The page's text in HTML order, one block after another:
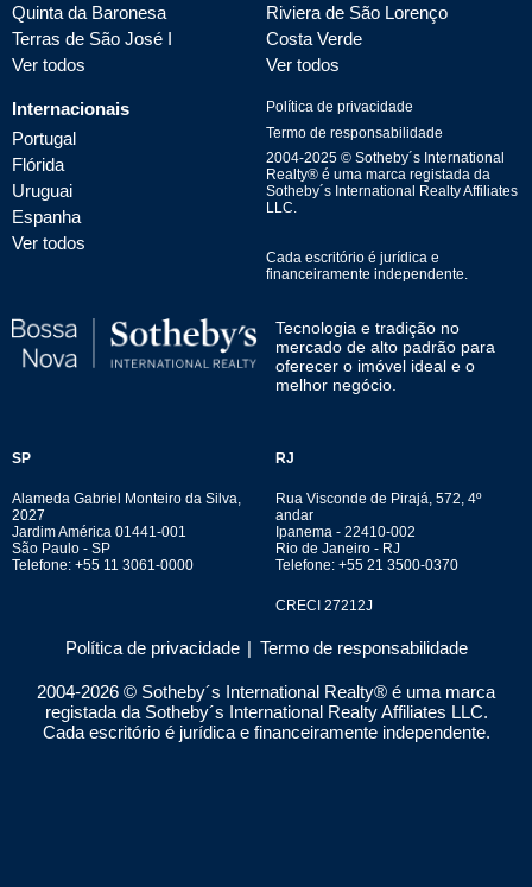
Quinta da Baronesa
Terras de São José I
Ver todos
Riviera de São Lorenço
Costa Verde
Ver todos
Internacionais
Portugal
Flórida
Uruguai
Espanha
Ver todos
Política de privacidade
Termo de responsabilidade
2004-2025 © Sotheby´s International
Realty® é uma marca registada da
Sotheby´s International Realty Affiliates
LLC.
Cada escritório é jurídica e
financeiramente independente.
Tecnologia e tradição no
mercado de alto padrão para
oferecer o imóvel ideal e o
melhor negócio.
SP
Alameda Gabriel Monteiro da Silva,
2027
Jardim América 01441-001
São Paulo - SP
Telefone: +55 11 3061-0000
RJ
Rua Visconde de Pirajá, 572, 4º
andar
Ipanema - 22410-002
Rio de Janeiro - RJ
Telefone: +55 21 3500-0370
CRECI 27212J
Política de privacidade | Termo de responsabilidade
2004-2026 © Sotheby´s International Realty® é uma marca
registada da Sotheby´s International Realty Affiliates LLC.
Cada escritório é jurídica e financeiramente independente.